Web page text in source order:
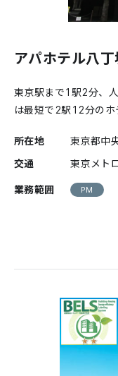
アパホテル八
東京駅まで1駅2分、
は最短で2駅12分のホ
所在地
東京都中
交通
東京メト
業務範囲
PM